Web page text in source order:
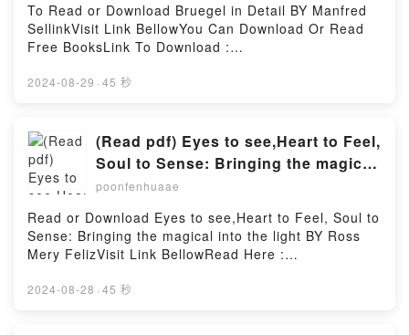
To Read or Download Bruegel in Detail BY Manfred
SellinkVisit Link BellowYou Can Download Or Read
Free BooksLink To Download :
book=9491819879Available versions: EPUB, PDF,
Bruegel in DetailReading Bruegel in DetailDownload
Bruegel in DetailPDF/Epub Bruegel in DetailNow You
ready to Read Or Download Bruegel in
DetailPowered by Firstory Hosting
2024-08-29 · 45 秒
(Read pdf) Eyes to see,Heart to Feel,
Soul to Sense: Bringing the magical
into the light by Ross Mery Feliz
poonfenhuaae
Read or Download Eyes to see,Heart to Feel, Soul to
Sense: Bringing the magical into the light BY Ross
Mery FelizVisit Link BellowRead Here :
book=956353879XAvailable versions: EPUB, PDF,
2024-08-28 · 45 秒